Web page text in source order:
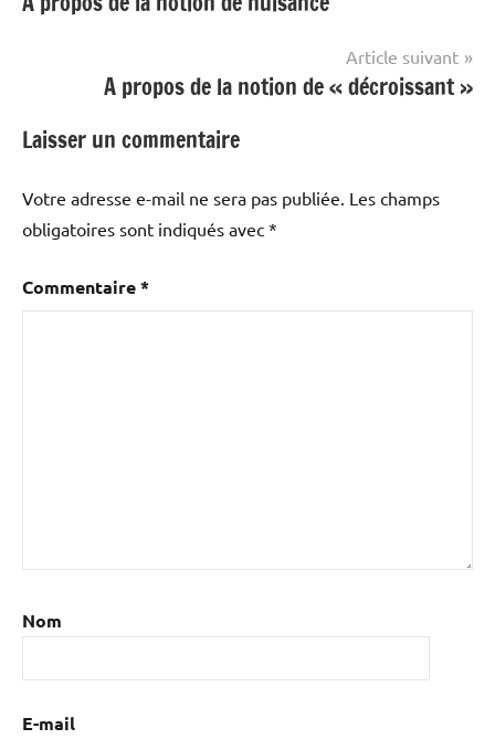
de
Article suivant
A propos de la notion de « décroissant »
Laisser un commentaire
Votre adresse e-mail ne sera pas publiée. Les champs
obligatoires sont indiqués avec *
Commentaire*
Nom
E-mail